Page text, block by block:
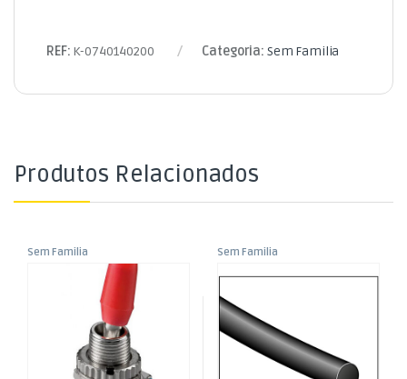
REF: K-0740140200 Categoria: Sem Familia
Produtos Relacionados
Sem Familia
Interruptor Mini 1 Circuito –
2 Posições ON/ON 3A 250V
Sem Familia